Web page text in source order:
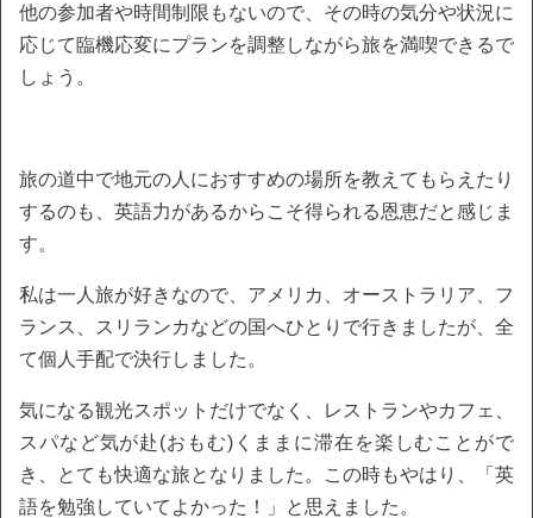
他の参加者や時間制限もないので、その時の気分や状況に
応じて臨機応変にプランを調整しながら旅を満喫できるで
しょう。
旅の道中で地元の人におすすめの場所を教えてもらえたり
するのも、英語力があるからこそ得られる恩恵だと感じま
す。
私は一人旅が好きなので、アメリカ、オーストラリア、フ
ランス、スリランカなどの国へひとりで行きましたが、全
て個人手配で決行しました。
気になる観光スポットだけでなく、レストランやカフェ、
スパなど気が赴(おもむ)くままに滞在を楽しむことがで
き、とても快適な旅となりました。この時もやはり、「英
語を勉強していてよかった！」と思えました。